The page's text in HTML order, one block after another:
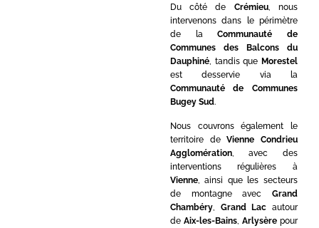
Du côté de Crémieu, nous
intervenons dans le périmètre
de laCommunauté de
Communes des Balcons du
Dauphiné, tandis que Morestel
est desservie via la
Communauté de Communes
Bugey Sud.
Nous couvrons également le
territoire deVienne Condrieu
Agglomération, avec des
interventions régulières à
Vienne, ainsi que les secteurs
de montagne avec Grand
Chambéry, Grand Lac autour
de Aix-les-Bains, Arlysèrepour